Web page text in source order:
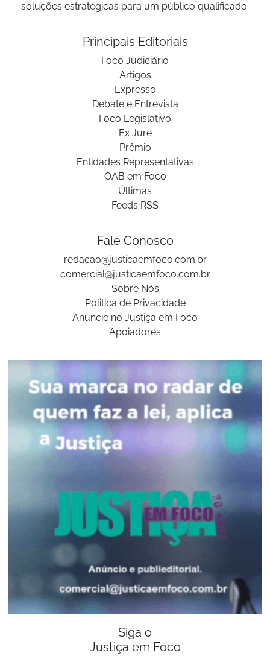
soluções estratégicas para um público qualificado.
Principais Editoriais
Foco Judiciário
Artigos
Expresso
Debate e Entrevista
Foco Legislativo
Ex Jure
Prêmio
Entidades Representativas
OAB em Foco
Últimas
Feeds RSS
Fale Conosco
redacao@justicaemfoco.com.br
comercial@justicaemfoco.com.br
Sobre Nós
Politica de Privacidade
Anuncie no Justiça em Foco
Apoiadores
Siga o
Justiça em Foco